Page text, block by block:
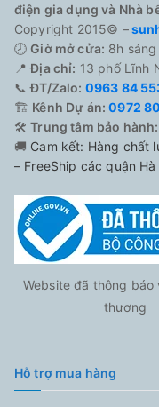
điện gia dụng và Nhà
Copyright 2015© –
🕗Giờ mở cửa: 8h
📍Địa chỉ: 13 phố Lĩnh
📞ĐT/Zalo: 0963 84
🏗️ Kênh Dự án: 0972
🛠️Trung tâm bảo hành:
🚚 Cam kết: Hàng chất
– FreeShip các quận
Website đã thông báo
thương
Hỗ trợ mua hàng